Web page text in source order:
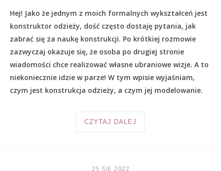
Hej! Jako że jednym z moich formalnych wykształceń jest
konstruktor odzieży, dość często dostaję pytania, jak
zabrać się za naukę konstrukcji. Po krótkiej rozmowie
zazwyczaj okazuje się, że osoba po drugiej stronie
wiadomości chce realizować własne ubraniowe wizje. A to
niekoniecznie idzie w parze! W tym wpisie wyjaśniam,
czym jest konstrukcja odzieży, a czym jej modelowanie.
CZYTAJ DALEJ
25 SIE 2022